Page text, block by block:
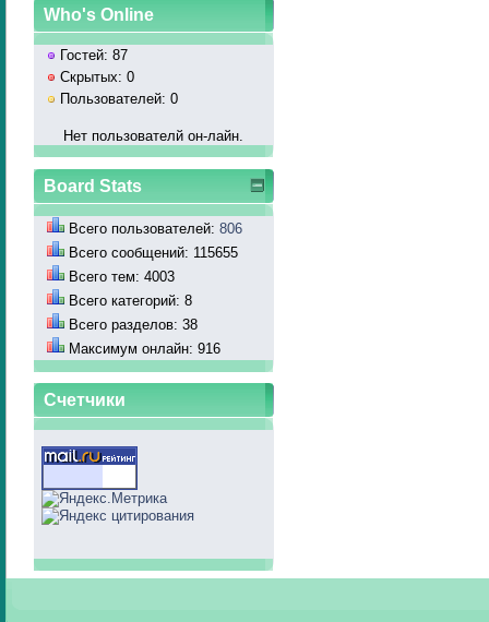
Who's Online
Гостей: 87
Скрытых: 0
Пользователей: 0
Нет пользователй он-лайн.
Board Stats
Всего пользователей: 806
Всего сообщений: 115655
Всего тем: 4003
Всего категорий: 8
Всего разделов: 38
Максимум онлайн: 916
Счетчики